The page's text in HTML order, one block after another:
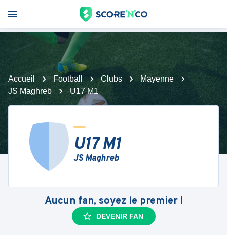
Accueil Football Clubs
Mayenne
JS Maghreb
U17 M1
U17 M1
JS Maghreb
Aucun fan, soyez le premier !
DEVENIR FAN